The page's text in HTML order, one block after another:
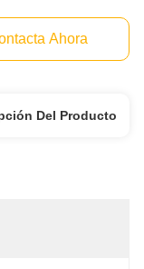
Ahora
Del Producto